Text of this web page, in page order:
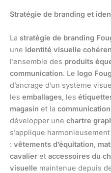
Stratégie de branding et
La stratégie de branding
une identité visuelle
l’ensemble des produits
communication. Le logo
d’ancrage d’un système
les emballages, les
magasin et la
développer une chartre
s’applique
: vêtements d’équitation,
cavalier et accessoires du
visuelle maintenue depuis